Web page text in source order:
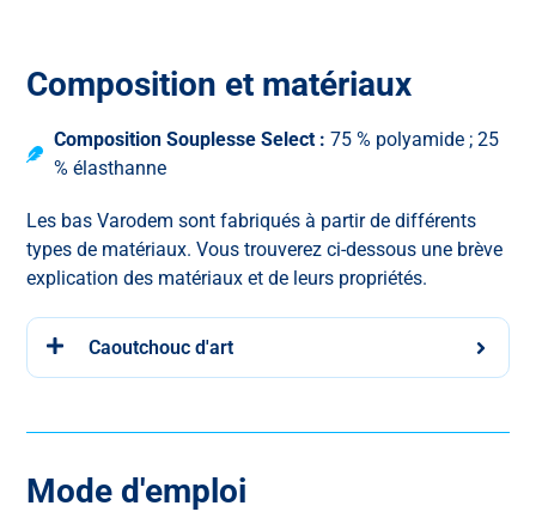
Composition et matériaux
Composition Souplesse Select : 75 % polyamide ; 25
% élasthanne
Les bas Varodem sont fabriqués à partir de différents
types de matériaux. Vous trouverez ci-dessous une brève
explication des matériaux et de leurs propriétés.
Caoutchouc d'art
Mode d'emploi